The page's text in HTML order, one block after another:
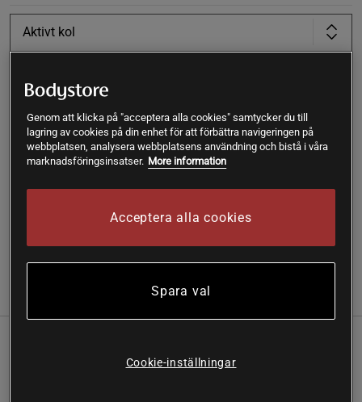
Aktivt kol
Fri frakt över 199 kr Fri retur 14 dagars ångerrätt
Tandkräm med aktivt kol för glänsande vita tänder
Recensioner(2) Näring & Ingredienser
naturligt. Känn din fräscha andedräkt och dina friska tänder
Genom att klicka på "acceptera alla cookies" samtycker du till
lagring av cookies på din enhet för att förbättra navigeringen på
webbplatsen, analysera webbplatsens användning och bistå i våra
marknadsföringsinsatser. More information
Acceptera alla cookies
Spara val
Cookie-inställningar